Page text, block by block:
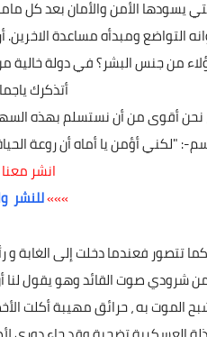
يسودها الأمن والأمان بعد كل
التواضع ومبدأه مساعدة
من جنس البشر؟ في دولة خالية
أتذكرك
نحن أقوى من أن نستسلم بهذه
: "لكني أؤمن يا أماه أن روعة
انشر
»»»للنشر
تتصور فعندما دخلت إلى الغابة
من شرودي صوت القائد وهو يقول
الموت به ، حرائق مهيبة أكلت